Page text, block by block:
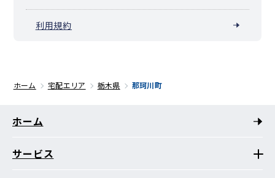
利用規約
ホーム 宅配エリア 栃木県 那珂川町
ホーム
サービス